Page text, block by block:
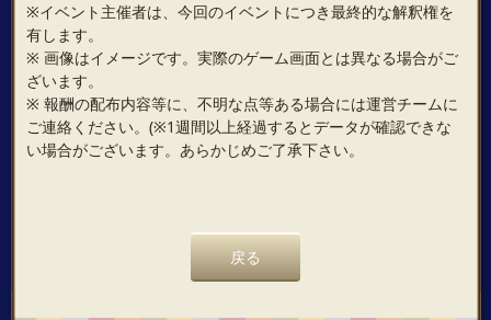
※イベント主催者は、今回のイベントにつき最終的な解釈権を
有します。
※ 画像はイメージです。実際のゲーム画面とは異なる場合がご
ざいます。
※ 報酬の配布内容等に、不明な点等ある場合には運営チームに
ご連絡ください。(※1週間以上経過するとデータが確認できな
い場合がございます。あらかじめご了承下さい。
戻る